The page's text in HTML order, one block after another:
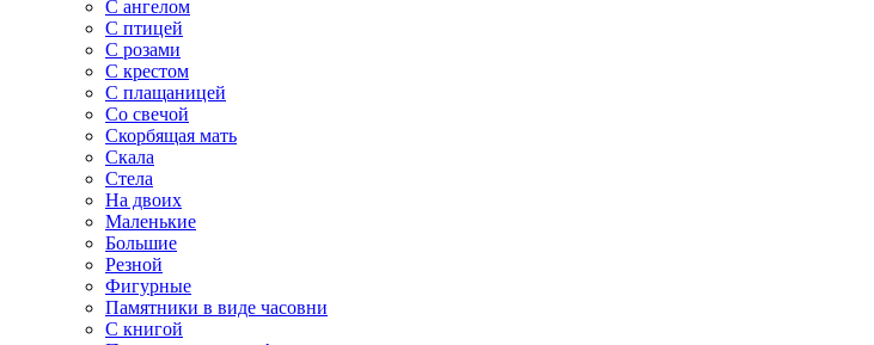
С ангелом
С птицей
С розами
С крестом
С плащаницей
Со свечой
Скорбящая мать
Скала
Стела
На двоих
Маленькие
Большие
Резной
Фигурные
Памятники в виде часовни
С книгой